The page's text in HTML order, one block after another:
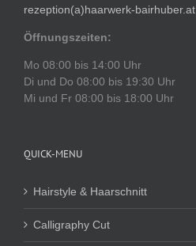
rezeption(a)haarwerk-bairhuber.at
Öffnungszeiten:
Mo 08:00 bis 14:00 Uhr
Di und Do 08:00 bis 19:30 Uhr
Mi und Fr 08:00 bis 18:00 Uhr
QUICK-MENU
Hairstyle & Haarschnitt
Calligraphy Cut